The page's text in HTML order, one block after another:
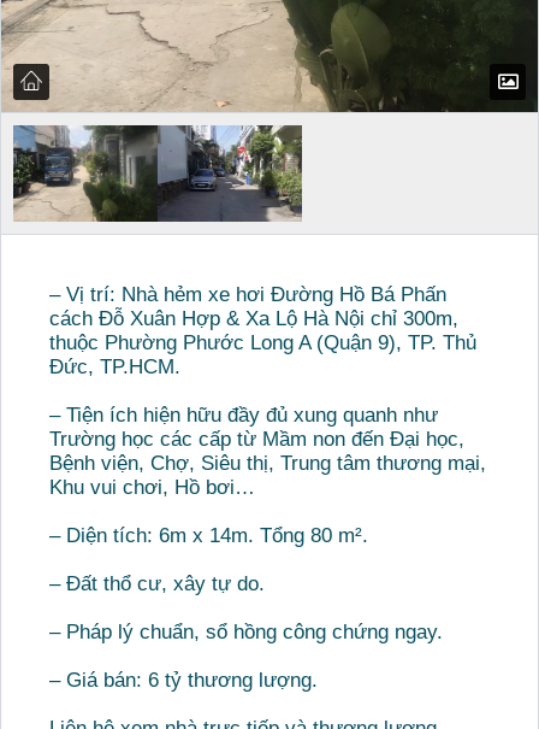
– Vị trí: Nhà hẻm xe hơi Đường Hồ Bá Phấn
cách Đỗ Xuân Hợp & Xa Lộ Hà Nội chỉ 300m,
thuộc Phường Phước Long A (Quận 9), TP. Thủ
Đức, TP.HCM.
– Tiện ích hiện hữu đầy đủ xung quanh như
Trường học các cấp từ Mầm non đến Đại học,
Bệnh viện, Chợ, Siêu thị, Trung tâm thương mại,
Khu vui chơi, Hồ bơi…
– Diện tích: 6m x 14m. Tổng 80 m².
– Đất thổ cư, xây tự do.
– Pháp lý chuẩn, sổ hồng công chứng ngay.
– Giá bán: 6 tỷ thương lượng.